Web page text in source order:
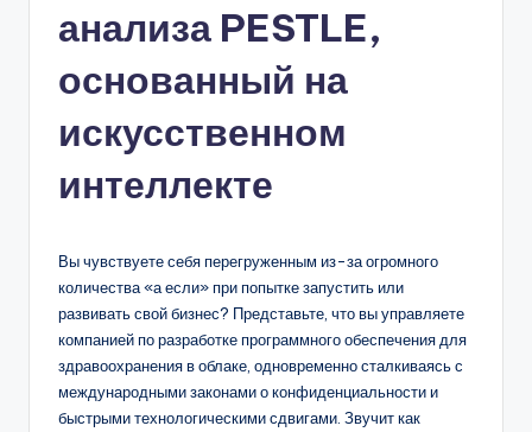
&
D
анализа PESTLE,
основанный на
искусственном
интеллекте
Вы чувствуете себя перегруженным из-за огромного
количества «а если» при попытке запустить или
развивать свой бизнес? Представьте, что вы управляете
компанией по разработке программного обеспечения для
здравоохранения в облаке, одновременно сталкиваясь с
международными законами о конфиденциальности и
быстрыми технологическими сдвигами. Звучит как